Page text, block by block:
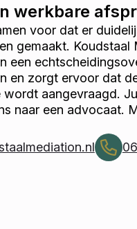
werkbare
voor dat er
gemaakt. Koudstaal
een
en zorgt ervoor dat
wordt aangevraagd.
naar een advocaat.